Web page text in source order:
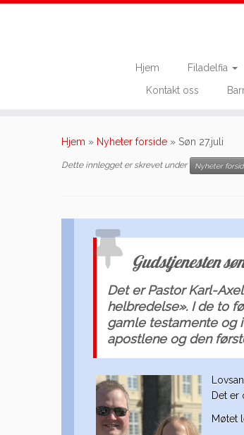
Hjem Filadelfia
Kontakt oss
Hjem » Nyheter forside » Søn 27.juli
Dette innlegget er skrevet under Nyheter
Gudstjenesten
Det er Pastor Karl-
helbredelse». I de to
gamle testamente og
apostlene og den
Det er
Møtet